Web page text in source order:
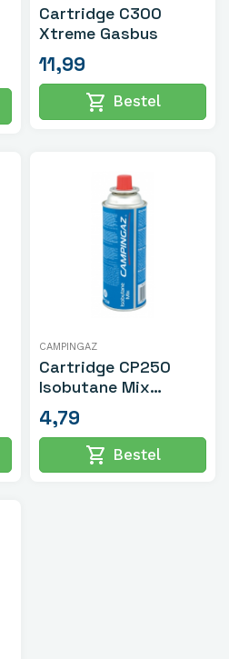
Cartridge C300
Xtreme Gasbus
11,99
shopping_cart Bestel
CAMPINGAZ
Cartridge CP250
Isobutane Mix
Gasbus
4,79
shopping_cart Bestel